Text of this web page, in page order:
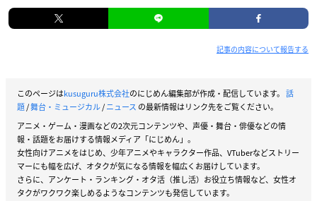
記事の内容について報告する
このページはkusuguru株式会社のにじめん編集部が作成・配信しています。 話
題/舞台・ミュージカル/ニュース の最新情報はリンク先をご覧ください。
アニメ・ゲーム・漫画などの2次元コンテンツや、声優・舞台・俳優などの情
報・話題をお届けする情報メディア「にじめん」。
女性向けアニメをはじめ、少年アニメやキャラクター作品、VTuberなどストリー
マーにも幅を広げ、オタクが気になる情報を幅広くお届けしています。
さらに、アンケート・ランキング・オタ活（推し活）お役立ち情報など、女性オ
タクがワクワク楽しめるようなコンテンツも発信しています。